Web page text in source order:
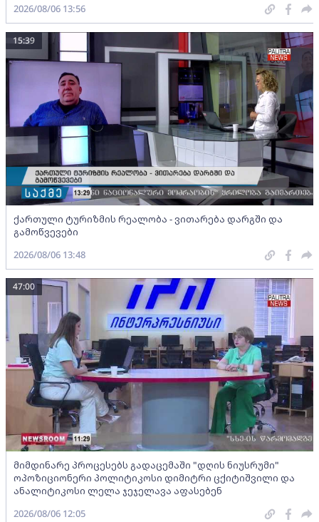
2026/08/06 13:56
ქართული ტურიზმის რეალობა - ვითარება დარგში და
გამოწვევები
15:39
2026/08/06 13:48
მიმდინარე პროცესებს გადაცემაში "დღის ნიუსრუმი"
ოპოზიციონერი პოლიტიკოსი დიმიტრი ცქიტიშვილი და
ანალიტიკოსი ლელა ჯეჯელავა აფასებენ
47:00
2026/08/06 12:05